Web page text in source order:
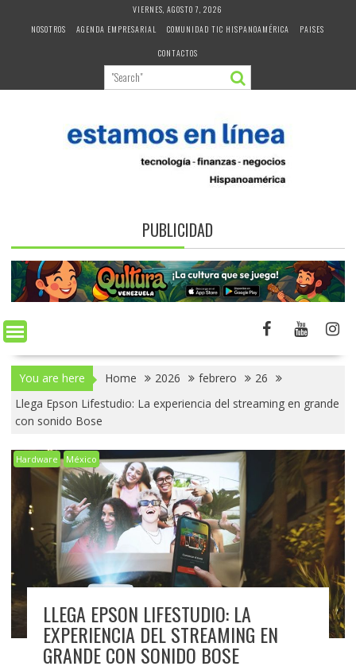
VIERNES, AGOSTO 7, 2026
NOSOTROS
AGENDA EMPRESARIAL COMUNIDAD TIC HISPANOAMÉRICA
PAISES
CONTACTOS
PUBLICIDAD
You are here Home 2026 febrero
26
Llega Epson Lifestudio: La experiencia del streaming en grande
con sonido Bose
Hardware México
LLEGA EPSON LIFESTUDIO: LA
EXPERIENCIA DEL STREAMING EN
GRANDE CON SONIDO BOSE